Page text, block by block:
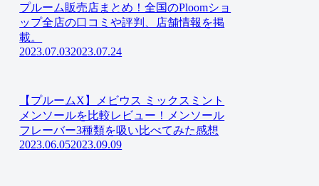
プルーム販売店まとめ！全国のPloomショ
ップ全店の口コミや評判、店舗情報を掲
載。
2023.07.032023.07.24
【プルームX】メビウス ミックスミント
メンソールを比較レビュー！メンソール
フレーバー3種類を吸い比べてみた感想
2023.06.052023.09.09